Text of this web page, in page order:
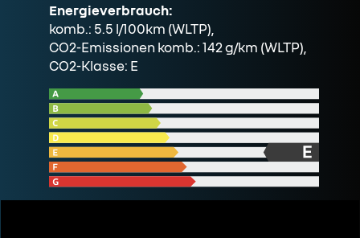
Energieverbrauch:
komb.: 5.5 l/100km (WLTP),
CO2-Emissionen komb.: 142 g/km (WLTP),
CO2-Klasse: E